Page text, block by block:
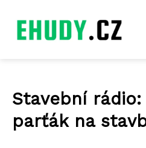
Stavební
parťák na